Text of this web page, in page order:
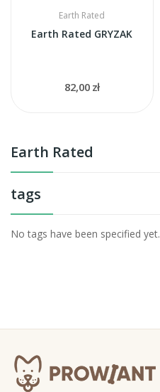
Earth Rated
tags
No tags have been specified yet.
Earth Rated
Earth Rated GRYZAK
82,00 zł